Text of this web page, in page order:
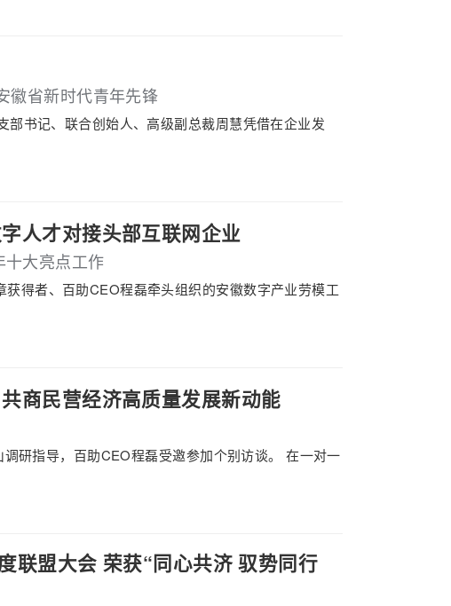
省新时代青年先锋
书记、联合创始人、高级副总裁周慧凭借在企业发
人才对接头部互联网企业
大亮点工作
得者、百助CEO程磊牵头组织的安徽数字产业劳模工
商民营经济高质量发展新动能
研指导，百助CEO程磊受邀参加个别访谈。 在一对一
联盟大会 荣获“同心共济 驭势同行